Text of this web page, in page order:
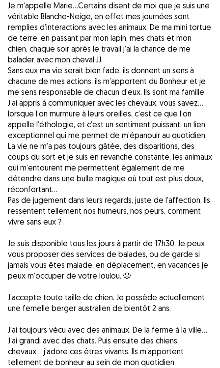
Je m’appelle Marie…Certains disent de moi que je suis une
véritable Blanche-Neige, en effet mes journées sont
remplies d’interactions avec les animaux. De ma mini tortue
de terre, en passant par mon lapin, mes chats et mon
chien, chaque soir après le travail j’ai la chance de me
balader avec mon cheval JJ.
Sans eux ma vie serait bien fade, ils donnent un sens à
chacune de mes actions, ils m’apportent du Bonheur et je
me sens responsable de chacun d’eux. Ils sont ma famille.
J’ai appris à communiquer avec les chevaux, vous savez…
lorsque l’on murmure à leurs oreilles, c’est ce que l’on
appelle l’éthologie, et c’est un sentiment puissant, un lien
exceptionnel qui me permet de m’épanouir au quotidien.
La vie ne m’a pas toujours gâtée, des disparitions, des
coups du sort et je suis en revanche constante, les animaux
qui m’entourent me permettent également de me
détendre dans une bulle magique où tout est plus doux,
réconfortant…
Pas de jugement dans leurs regards, juste de l’affection. Ils
ressentent tellement nos humeurs, nos peurs, comment
vivre sans eux ?
Je suis disponible tous les jours à partir de 17h30. Je peux
vous proposer des services de balades, ou de garde si
jamais vous êtes malade, en déplacement, en vacances je
peux m’occuper de votre loulou. 🐶
J’accepte toute taille de chien. Je possède actuellement
une femelle berger australien de bientôt 2 ans.
J’ai toujours vécu avec des animaux. De la ferme à la ville…
J’ai grandi avec des chats. Puis ensuite des chiens,
chevaux… j’adore ces êtres vivants. Ils m’apportent
tellement de bonheur au sein de mon quotidien.